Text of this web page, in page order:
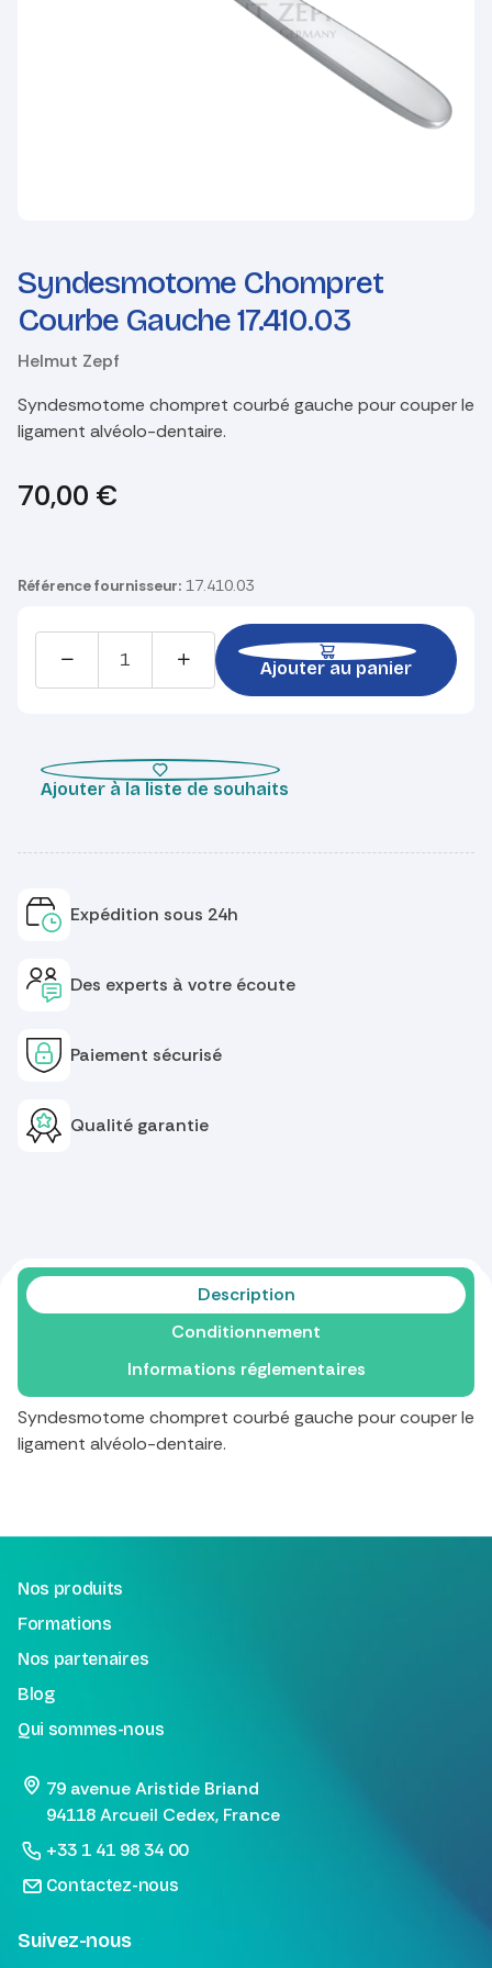
Syndesmotome Chompret
Courbe Gauche 17.410.03
Helmut Zepf
Syndesmotome chompret courbé gauche pour couper le
ligament alvéolo-dentaire.
70,00 €
Référence fournisseur: 17.410.03
Ajouter au panier
Ajouter à la liste de souhaits
Expédition sous 24h
Des experts à votre écoute
Paiement sécurisé
Qualité garantie
Description
Conditionnement
Informations réglementaires
Syndesmotome chompret courbé gauche pour couper le
ligament alvéolo-dentaire.
Nos produits
Formations
Nos partenaires
Blog
Qui sommes-nous
79 avenue Aristide Briand
94118 Arcueil Cedex, France
+33 1 41 98 34 00
Contactez-nous
Suivez-nous